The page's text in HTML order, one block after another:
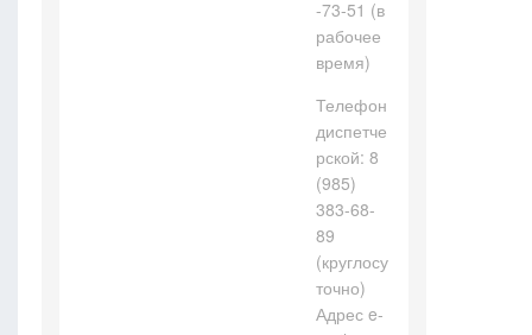
-73-51 (в
рабочее
время)
Телефон
диспетче
рской: 8
(985)
383-68-
89
(круглосу
точно)
Адрес e-